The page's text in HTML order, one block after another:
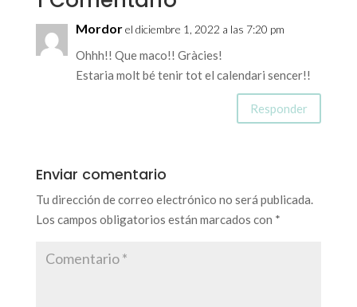
Mordorel diciembre 1, 2022 a las 7:20 pm
Ohhh!! Que maco!! Gràcies!
Estaria molt bé tenir tot el calendari sencer!!
Responder
Enviar comentario
Tu dirección de correo electrónico no será publicada.
Los campos obligatorios están marcados con *